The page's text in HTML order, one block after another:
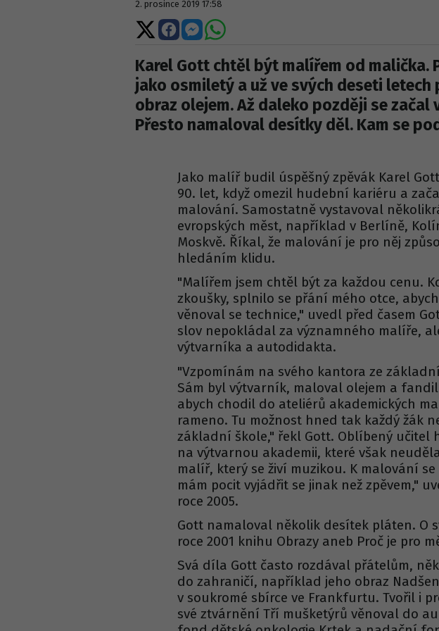
2. prosince 2019 17:58
Sdílet
na
Sdílet
na
Sdílet
na
Sdílet
Karel Gott chtěl být malířem od malička.
jako osmiletý a už ve svých deseti
obraz olejem. Až daleko později se začal
Přesto namaloval desítky děl. Kam se
Jako malíř budil úspěšný zpěvák Karel
90. let, když omezil hudební kariéru a
malování. Samostatně vystavoval
evropských měst, například v Berlíně,
Moskvě. Říkal, že malování je pro něj
hledáním klidu.
"Malířem jsem chtěl být za každou cenu.
zkoušky, splnilo se přání mého otce,
věnoval se technice," uvedl před časem
slov nepokládal za významného malíře,
výtvarníka a autodidakta.
"Vzpomínám na svého kantora ze
Sám byl výtvarník, maloval olejem a
abych chodil do ateliérů akademických
rameno. Tu možnost hned tak každý žák
základní škole," řekl Gott. Oblíbený učitel
na výtvarnou akademii, které však
malíř, který se živí muzikou. K malování
mám pocit vyjádřit se jinak než zpěvem,"
roce 2005.
Gott namaloval několik desítek pláten. O
roce 2001 knihu Obrazy aneb Proč je pro
Svá díla Gott často rozdával přátelům,
do zahraničí, například jeho obraz
v soukromé sbírce ve Frankfurtu. Tvořil i
své ztvárnění Tří mušketýrů věnoval do